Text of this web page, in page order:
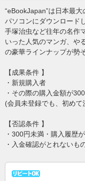
“eBookJapan”は日本最
パソコンにダウンロード
手塚治虫など往年の名作
いった人気のマンガ、や
の豪華ラインナップが勢
【成果条件 】
・新規購入者
・その際の購入金額が
(会員未登録でも、初め
【否認条件 】
・300円未満・購入履歴
・入金確認がとれないも